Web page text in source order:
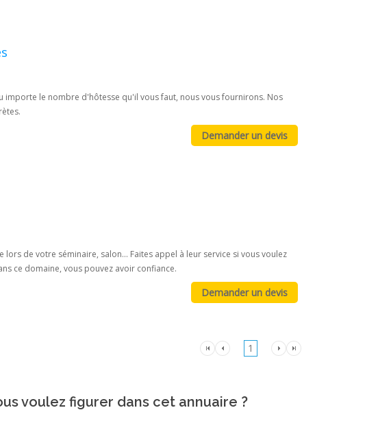
importe le nombre d'hôtesse qu'il vous faut, nous vous fournirons. Nos
de votre séminaire, salon... Faites appel à leur service si vous voulez
ce domaine, vous pouvez avoir confiance.
1
voulez figurer dans cet annuaire ?